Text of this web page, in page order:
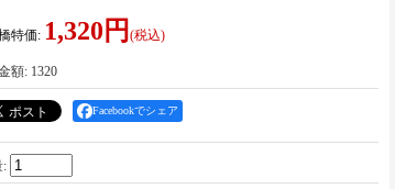
特価: 1,320円 (税込)
額: 1320
Facebookでシェア
: